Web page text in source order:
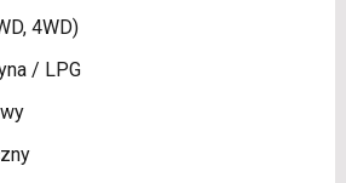
4WD)
/ LPG